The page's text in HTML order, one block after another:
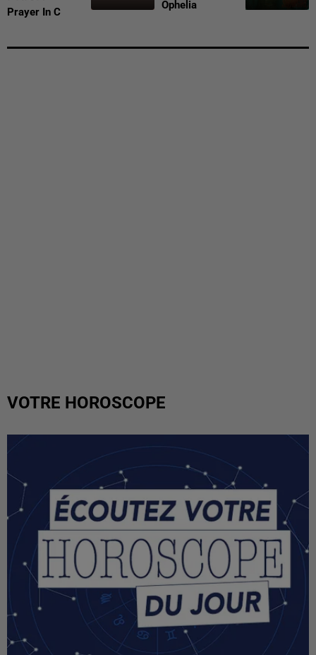
Prayer In C
Ophelia
VOTRE HOROSCOPE